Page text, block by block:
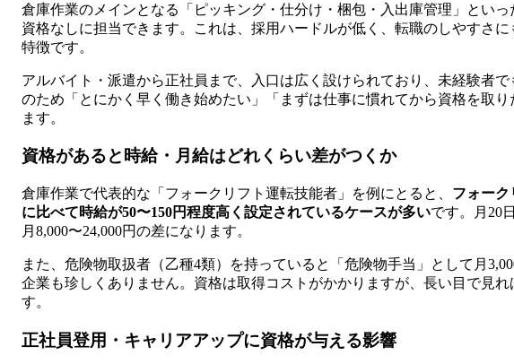
倉庫作業のメインとなる「ピッキング・仕分け・梱包・入出庫管理」とい
資格なしに担当できます。これは、採用ハードルが低く、転職のしやすさ
特徴です。
アルバイト・派遣から正社員まで、入口は広く設けられており、未経験者
のため「とにかく早く働き始めたい」「まずは仕事に慣れてから資格を取
ます。
資格があると時給・月給はどれくらい差がつくか
倉庫作業で代表的な「フォークリフト運転技能者」を例にとると、 フォーク
に比べて時給が50〜150円程度高く設定されているケースが多いです。月20
月8,000〜24,000円の差になります。
また、危険物取扱者（乙種4類）を持っていると「危険物手当」として月
企業も珍しくありません。資格は取得コストがかかりますが、長い目で見
す。
正社員登用・キャリアアップに資格が与える影響